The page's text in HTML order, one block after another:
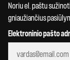
Noriu el. paštu
gniaužiančius
Elektroninio pašto